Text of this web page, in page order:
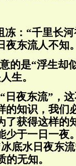
冻：“千里长
夜东流人不知
的是“浮生却
生。
日夜东流”，
的知识，我们
了获得这样的
少于一日一夜
底水日夜东
的无知。